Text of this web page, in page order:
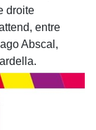
droite
entre
Abscal,